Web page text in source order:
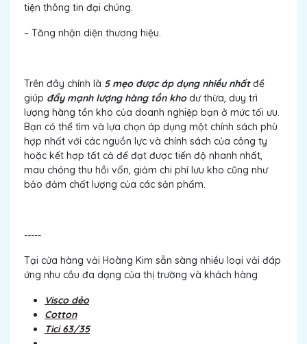
tiện thông tin đại chúng.
– Tăng nhận diện thương hiệu.
Trên đây chính là 5 mẹo được áp dụng nhiều nhấtđể
giúp đẩy mạnh lượng hàng tồn khodư thừa, duy trì
lượng hàng tồn kho của doanh nghiệp bạn ở mức tối ưu.
Bạn có thể tìm và lựa chọn áp dụng một chính sách phù
hợp nhất với các nguồn lực và chính sách của công ty
hoặc kết hợp tất cả để đạt được tiến độ nhanh nhất,
mau chóng thu hồi vốn, giảm chi phí lưu kho cũng như
bảo đảm chất lượng của các sản phẩm.
-----
Tại cửa hàng vải Hoàng Kim sẵn sàng nhiều loại vải đáp
ứng nhu cầu đa dạng của thị trường và khách hàng
Visco dẻo
Cotton
Tici 63/35